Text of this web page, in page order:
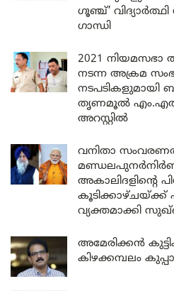
ഗൂഞ്ച്’
ഗാന്ധി
2021 നിയമസഭാ
നടന്ന അക്രമ
നടപടികളുമായി
തൃണമൂൽ
അറസ്റ്റിൽ
വനിതാ
അകാലിദളിന്റെ
കൂടിക്കാഴ്ചയ്ക്ക്
വ്യക്തമാക്കി
അമേരിക്കൻ
കിഴക്കമ്പലം